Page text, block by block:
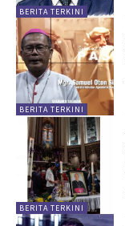
BERITA TERKINI
BERITA TERKINI
BERITA TERKINI